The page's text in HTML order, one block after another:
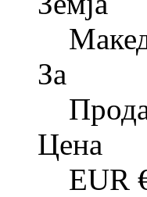
За
Цена
EUR